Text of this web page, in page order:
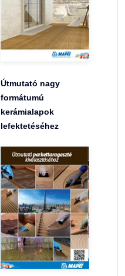
Útmutató nagy
formátumú
kerámialapok
lefektetéséhez